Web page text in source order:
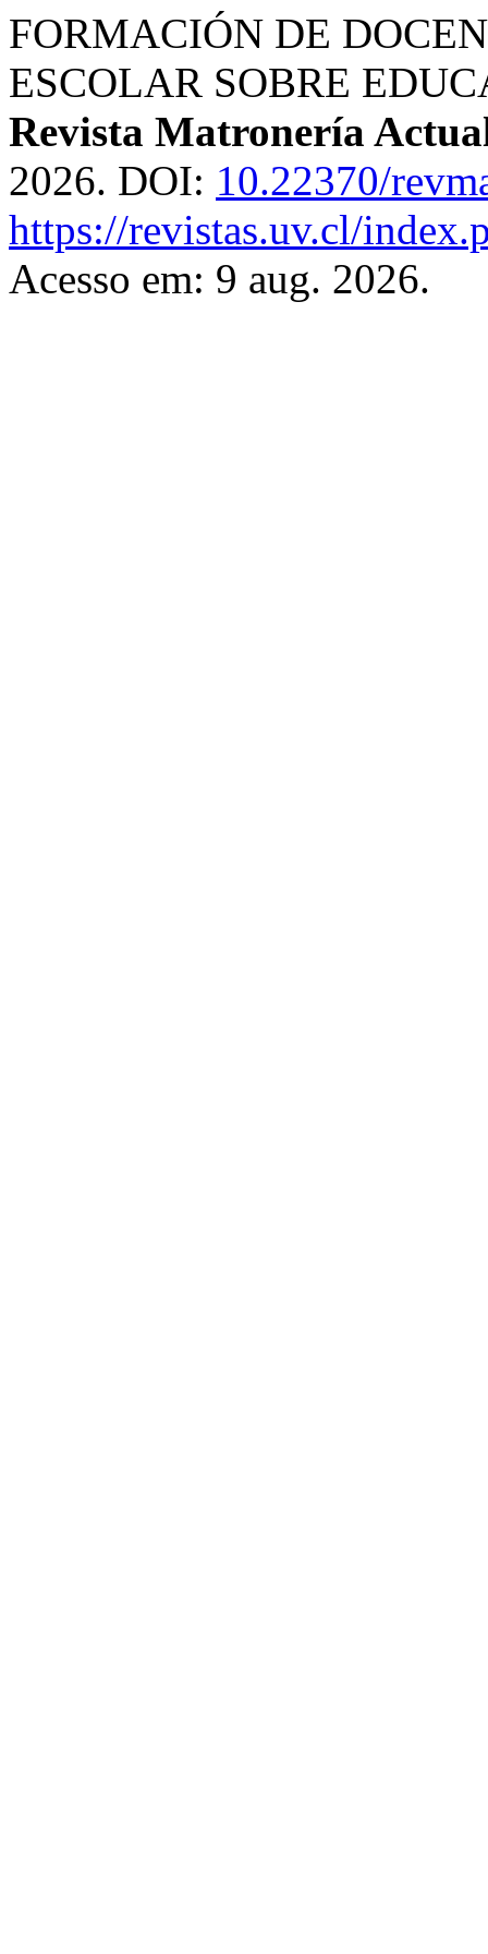
FORMACIÓN DE
ESCOLAR SOBRE
Revista Matronería
2026. DOI: 10.22370/
https://revistas.uv.cl/
Acesso em: 9 aug. 2026.